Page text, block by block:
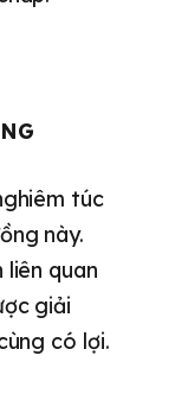
túc
này.
liên quan
giải
có lợi.